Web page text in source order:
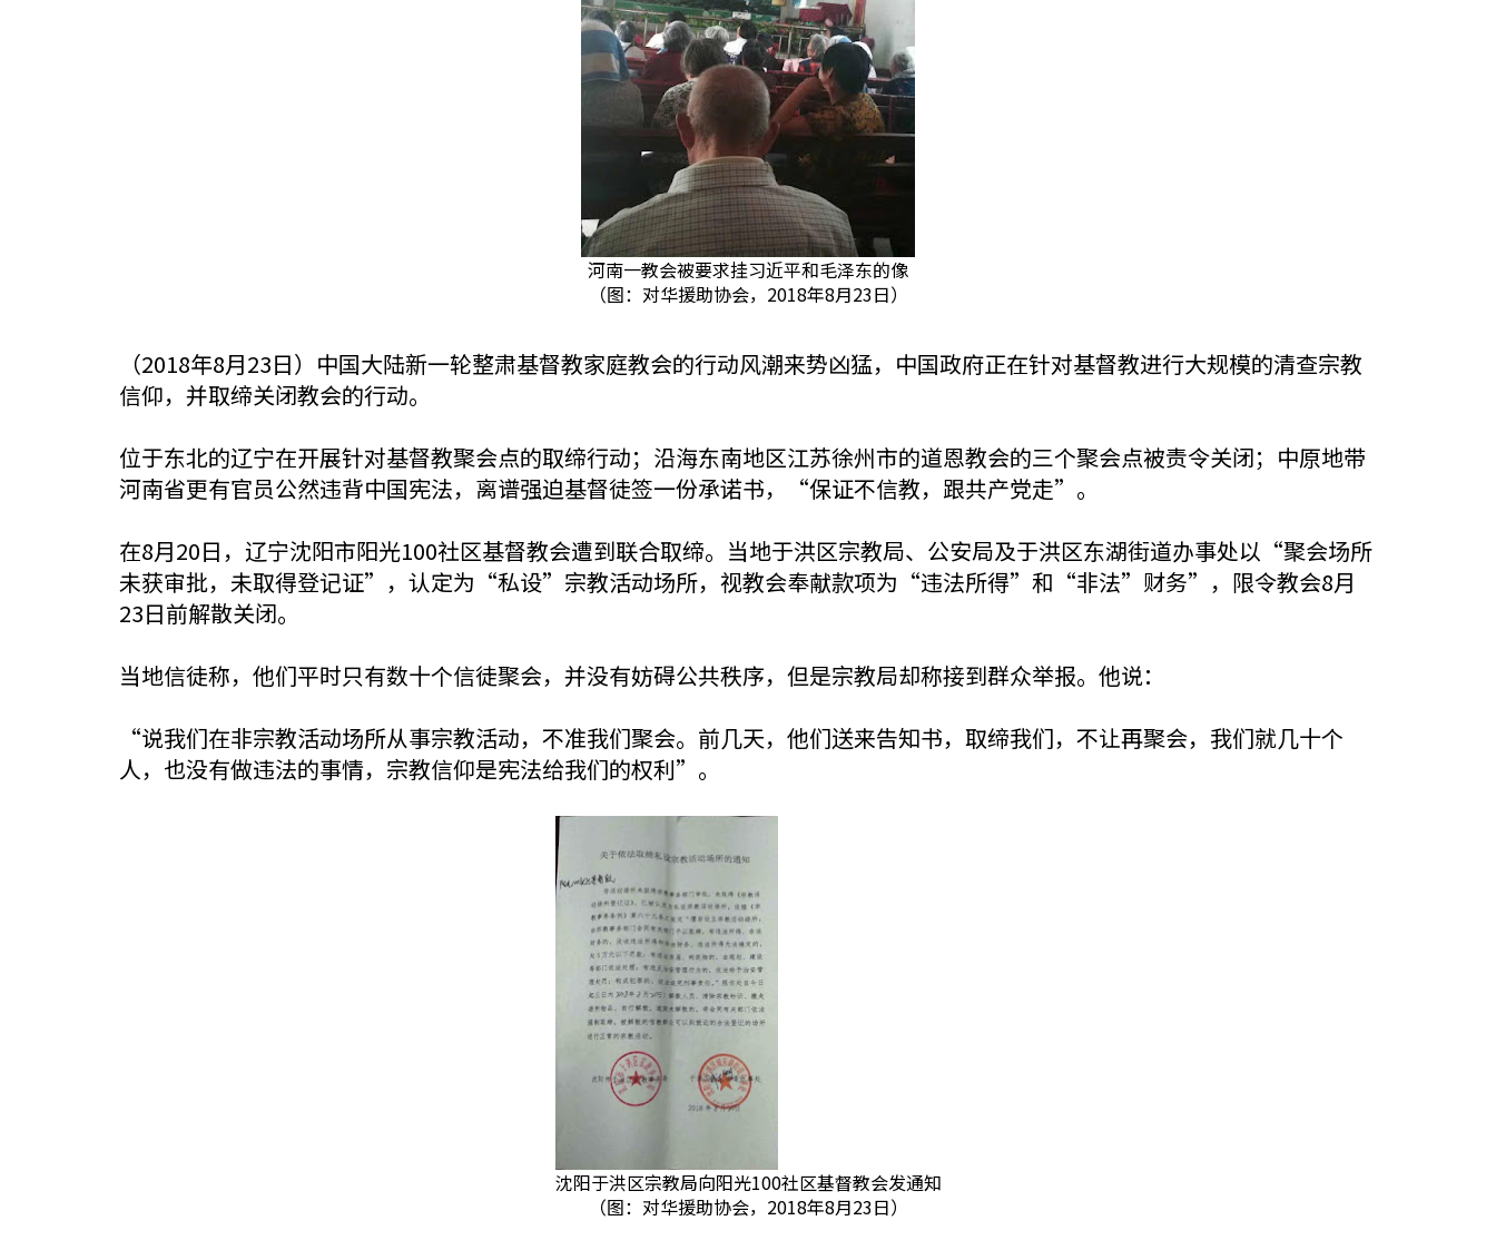
河南一教会被要求挂习近平和毛泽东的像
（图：对华援助协会，2018年8月23日）
（2018年8月23日）中国大陆新一轮整肃基督教家庭教会的行动风潮来势凶猛，中国政府正在针对基督教进行大规模的清查宗教
信仰，并取缔关闭教会的行动。
位于东北的辽宁在开展针对基督教聚会点的取缔行动；沿海东南地区江苏徐州市的道恩教会的三个聚会点被责令关闭；中原地带
河南省更有官员公然违背中国宪法，离谱强迫基督徒签一份承诺书，“保证不信教，跟共产党走”。
在8月20日，辽宁沈阳市阳光100社区基督教会遭到联合取缔。当地于洪区宗教局、公安局及于洪区东湖街道办事处以“聚会场所
未获审批，未取得登记证”，认定为“私设”宗教活动场所，视教会奉献款项为“违法所得”和“非法”财务”，限令教会8月
23日前解散关闭。
当地信徒称，他们平时只有数十个信徒聚会，并没有妨碍公共秩序，但是宗教局却称接到群众举报。他说：
“说我们在非宗教活动场所从事宗教活动，不准我们聚会。前几天，他们送来告知书，取缔我们，不让再聚会，我们就几十个
人，也没有做违法的事情，宗教信仰是宪法给我们的权利”。
沈阳于洪区宗教局向阳光100社区基督教会发通知
（图：对华援助协会，2018年8月23日）